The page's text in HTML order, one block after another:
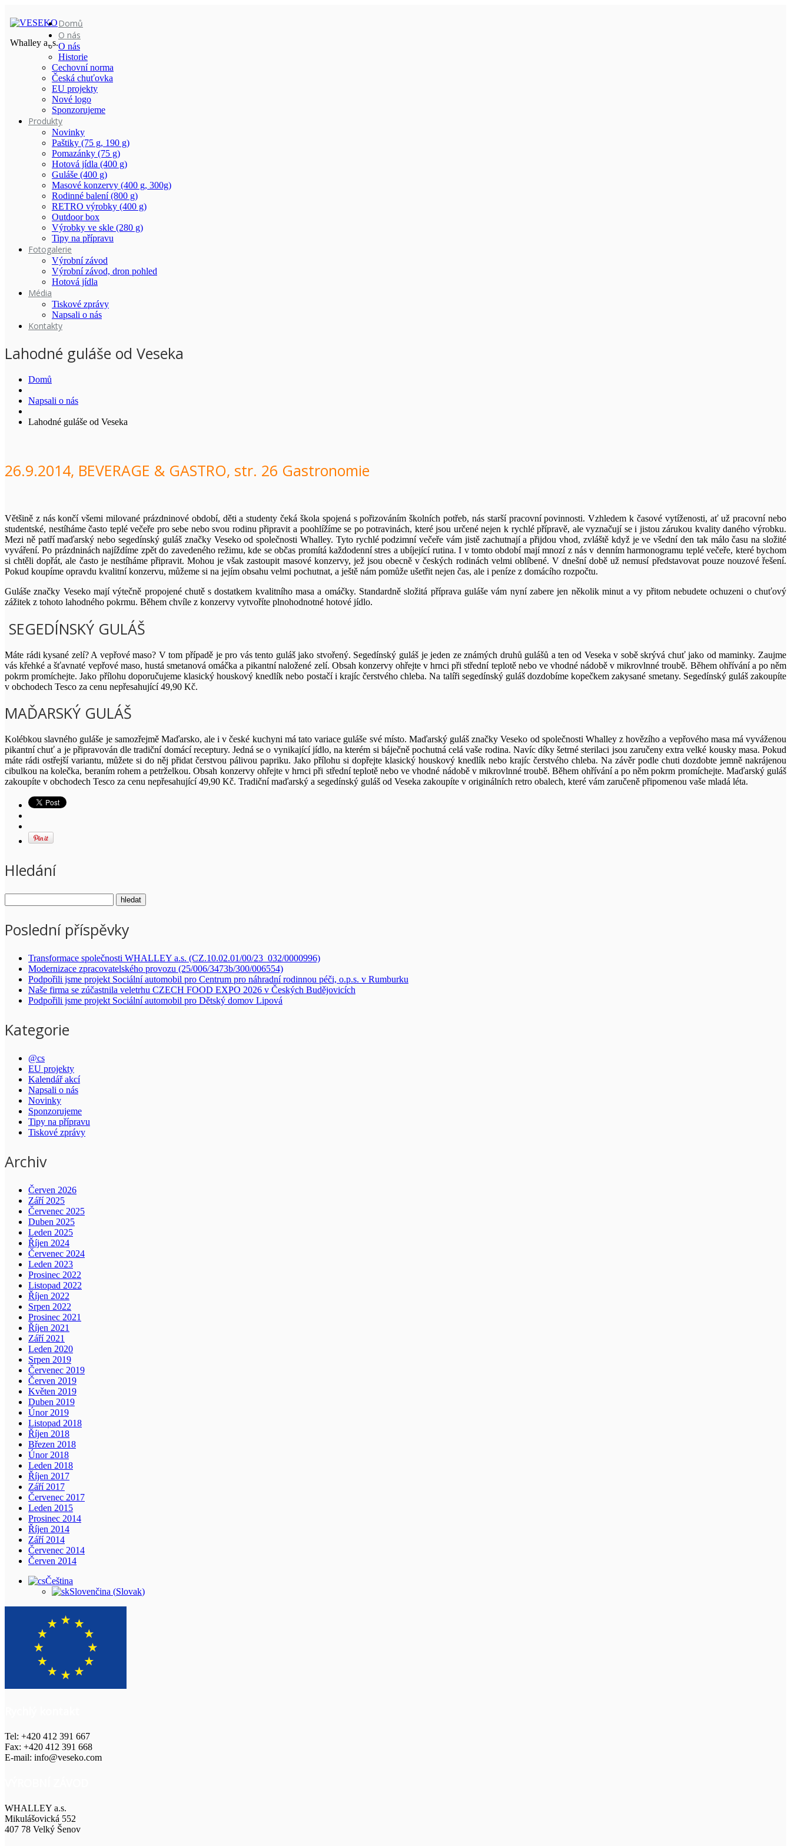
Whalley a. s.
Domů
O nás
O nás
Historie
Cechovní norma
Česká chuťovka
EU projekty
Nové logo
Sponzorujeme
Produkty
Novinky
Paštiky (75 g, 190 g)
Pomazánky (75 g)
Hotová jídla (400 g)
Guláše (400 g)
Masové konzervy (400 g, 300g)
Rodinné balení (800 g)
RETRO výrobky (400 g)
Outdoor box
Výrobky ve skle (280 g)
Tipy na přípravu
Fotogalerie
Výrobní závod
Výrobní závod, dron pohled
Hotová jídla
Média
Tiskové zprávy
Napsali o nás
Kontakty
Lahodné guláše od Veseka
Domů
Napsali o nás
Lahodné guláše od Veseka
26.9.2014, BEVERAGE & GASTRO, str. 26 Gastronomie
Většině z nás končí všemi milované prázdninové období, děti a studenty čeká škola spojená s pořizováním školních potřeb, nás starší pracovní povinnosti. Vzhledem k časové vytíženosti, ať už pracovní nebo
studentské, nestíháme často teplé večeře pro sebe nebo svou rodinu připravit a poohlížíme se po potravinách, které jsou určené nejen k rychlé přípravě, ale vyznačují se i jistou zárukou kvality daného výrobku.
Mezi ně patří maďarský nebo segedínský guláš značky Veseko od společnosti Whalley. Tyto rychlé podzimní večeře vám jistě zachutnají a přijdou vhod, zvláště když je ve všední den tak málo času na složité
vyváření. Po prázdninách najíždíme zpět do zavedeného režimu, kde se občas promítá každodenní stres a ubíjející rutina. I v tomto období mají mnozí z nás v denním harmonogramu teplé večeře, které bychom
si chtěli dopřát, ale často je nestíháme připravit. Mohou je však zastoupit masové konzervy, jež jsou obecně v českých rodinách velmi oblíbené. V dnešní době už nemusí představovat pouze nouzové řešení.
Pokud koupíme opravdu kvalitní konzervu, můžeme si na jejím obsahu velmi pochutnat, a ještě nám pomůže ušetřit nejen čas, ale i peníze z domácího rozpočtu.
Guláše značky Veseko mají výtečně propojené chutě s dostatkem kvalitního masa a omáčky. Standardně složitá příprava guláše vám nyní zabere jen několik minut a vy přitom nebudete ochuzeni o chuťový
zážitek z tohoto lahodného pokrmu. Během chvíle z konzervy vytvoříte plnohodnotné hotové jídlo.
SEGEDÍNSKÝ GULÁŠ
Máte rádi kysané zelí? A vepřové maso? V tom případě je pro vás tento guláš jako stvořený. Segedínský guláš je jeden ze známých druhů gulášů a ten od Veseka v sobě skrývá chuť jako od maminky. Zaujme
vás křehké a šťavnaté vepřové maso, hustá smetanová omáčka a pikantní naložené zelí. Obsah konzervy ohřejte v hrnci při střední teplotě nebo ve vhodné nádobě v mikrovlnné troubě. Během ohřívání a po něm
pokrm promíchejte. Jako přílohu doporučujeme klasický houskový knedlík nebo postačí i krajíc čerstvého chleba. Na talíři segedínský guláš dozdobíme kopečkem zakysané smetany. Segedínský guláš zakoupíte
v obchodech Tesco za cenu nepřesahující 49,90 Kč.
MAĎARSKÝ GULÁŠ
Kolébkou slavného guláše je samozřejmě Maďarsko, ale i v české kuchyni má tato variace guláše své místo. Maďarský guláš značky Veseko od společnosti Whalley z hovězího a vepřového masa má vyváženou
pikantní chuť a je připravován dle tradiční domácí receptury. Jedná se o vynikající jídlo, na kterém si báječně pochutná celá vaše rodina. Navíc díky šetrné sterilaci jsou zaručeny extra velké kousky masa. Pokud
máte rádi ostřejší variantu, můžete si do něj přidat čerstvou pálivou papriku. Jako přílohu si dopřejte klasický houskový knedlík nebo krajíc čerstvého chleba. Na závěr podle chuti dozdobte jemně nakrájenou
cibulkou na kolečka, beraním rohem a petrželkou. Obsah konzervy ohřejte v hrnci při střední teplotě nebo ve vhodné nádobě v mikrovlnné troubě. Během ohřívání a po něm pokrm promíchejte. Maďarský guláš
zakoupíte v obchodech Tesco za cenu nepřesahující 49,90 Kč. Tradiční maďarský a segedínský guláš od Veseka zakoupíte v originálních retro obalech, které vám zaručeně připomenou vaše mladá léta.
Hledání
Poslední příspěvky
Transformace společnosti WHALLEY a.s. (CZ.10.02.01/00/23_032/0000996)
Modernizace zpracovatelského provozu (25/006/3473b/300/006554)
Podpořili jsme projekt Sociální automobil pro Centrum pro náhradní rodinnou péči, o.p.s. v Rumburku
Naše firma se zúčastnila veletrhu CZECH FOOD EXPO 2026 v Českých Budějovicích
Podpořili jsme projekt Sociální automobil pro Dětský domov Lipová
Kategorie
@cs
EU projekty
Kalendář akcí
Napsali o nás
Novinky
Sponzorujeme
Tipy na přípravu
Tiskové zprávy
Archiv
Červen 2026
Září 2025
Červenec 2025
Duben 2025
Leden 2025
Říjen 2024
Červenec 2024
Leden 2023
Prosinec 2022
Listopad 2022
Říjen 2022
Srpen 2022
Prosinec 2021
Říjen 2021
Září 2021
Leden 2020
Srpen 2019
Červenec 2019
Červen 2019
Květen 2019
Duben 2019
Únor 2019
Listopad 2018
Říjen 2018
Březen 2018
Únor 2018
Leden 2018
Říjen 2017
Září 2017
Červenec 2017
Leden 2015
Prosinec 2014
Říjen 2014
Září 2014
Červenec 2014
Červen 2014
Čeština
Slovenčina (Slovak)
Tel: +420 412 391 667
Fax: +420 412 391 668
E-mail: info@veseko.com
WHALLEY a.s.
Mikulášovická 552
407 78 Velký Šenov